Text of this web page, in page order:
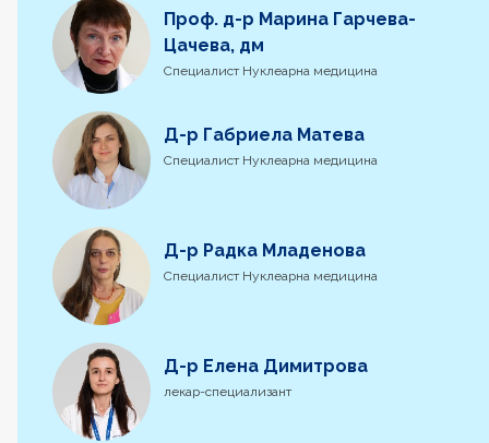
Проф. д-р Марина Гарчева-
Цачева, дм
Специалист Нуклеарна медицина
Д-р Габриела Матева
Специалист Нуклеарна медицина
Д-р Радка Младенова
Специалист Нуклеарна медицина
Д-р Елена Димитрова
лекар-специализант